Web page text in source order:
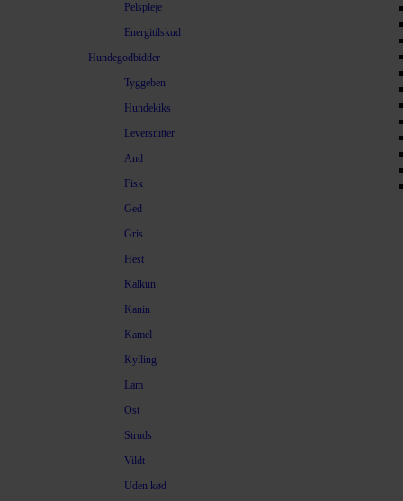
Pelspleje
Energitilskud
Hundegodbidder
Tyggeben
Hundekiks
Leversnitter
And
Fisk
Ged
Gris
Hest
Kalkun
Kanin
Kamel
Kylling
Lam
Ost
Struds
Vildt
Uden kød